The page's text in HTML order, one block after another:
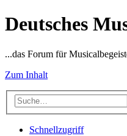
Deutsches
...das Forum für
Zum Inhalt
Schnellzugriff